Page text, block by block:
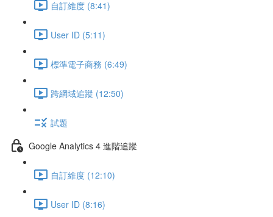
自訂維度 (8:41)
User ID (5:11)
標準電子商務 (6:49)
跨網域追蹤 (12:50)
試題
Google Analytics 4 進階追蹤
自訂維度 (12:10)
User ID (8:16)